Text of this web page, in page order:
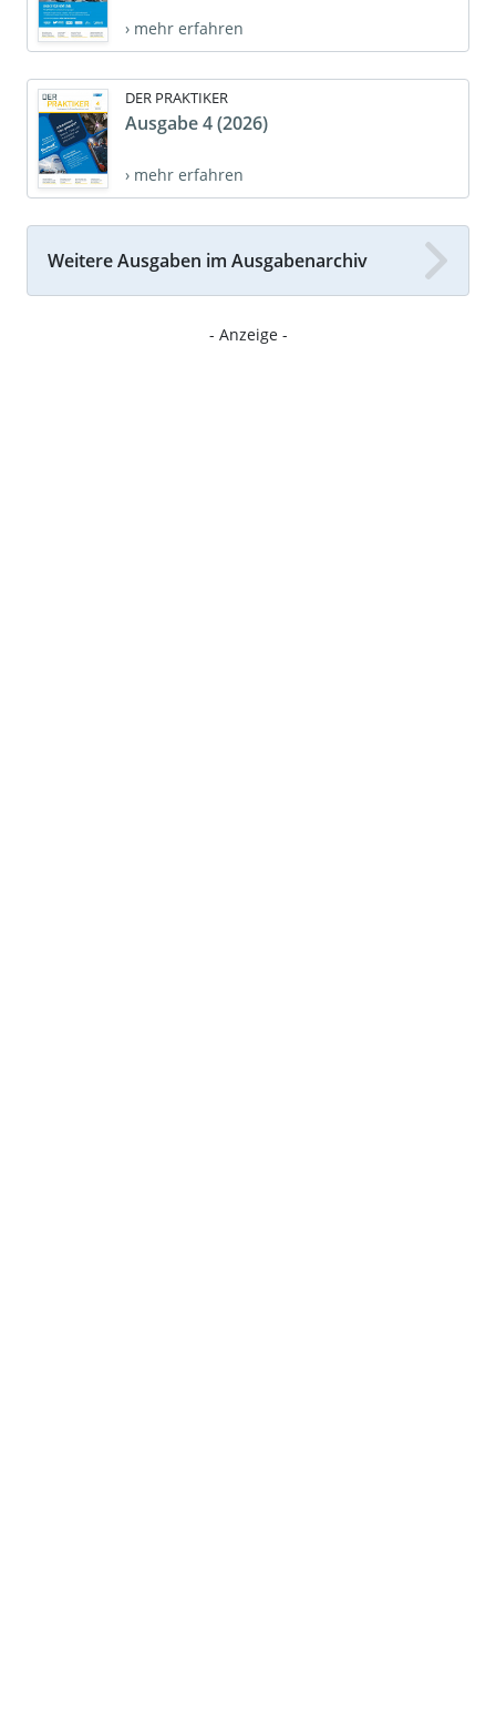
› mehr erfahren
DER PRAKTIKER
Ausgabe 4 (2026)
› mehr erfahren
Weitere Ausgaben im Ausgabenarchiv
- Anzeige -